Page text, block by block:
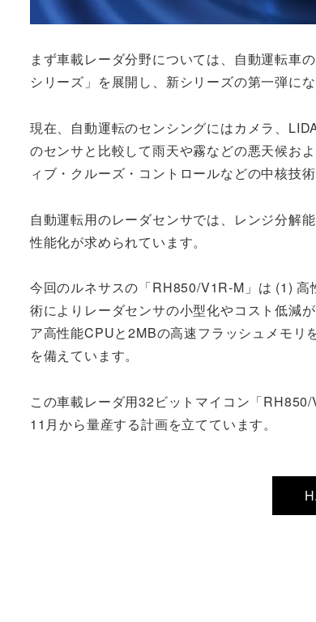
まず車載レーダ分野については、自動運転車
シリーズ」を展開し、新シリーズの第一弾に
現在、自動運転のセンシングにはカメラ、
のセンサと比較して雨天や霧などの悪天候お
ィブ・クルーズ・コントロールなどの中核技術
自動運転用のレーダセンサでは、レンジ分解
性能化が求められています。
今回のルネサスの「RH850/V1R-M」は (1)
術によりレーダセンサの小型化やコスト低減
ア高性能CPUと2MBの高速フラッシュメモリ
を備えています。
この車載レーダ用32ビットマイコン「
11月から量産する計画を立てています。